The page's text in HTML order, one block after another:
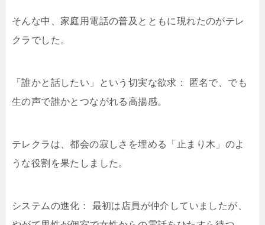
そんな中、家庭用電話の普及とともに現れたのがテレ
クラでした。
「誰かと話したい」という切実な欲求： 匿名で、でも
生の声で誰かとつながれる高揚感。
テレクラは、都会の寂しさを埋める「止まり木」のよ
うな役割を果たしました。
システムの進化： 最初は店員が仲介していましたが、